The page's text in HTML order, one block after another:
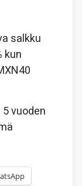
salkku
kun
vuoden